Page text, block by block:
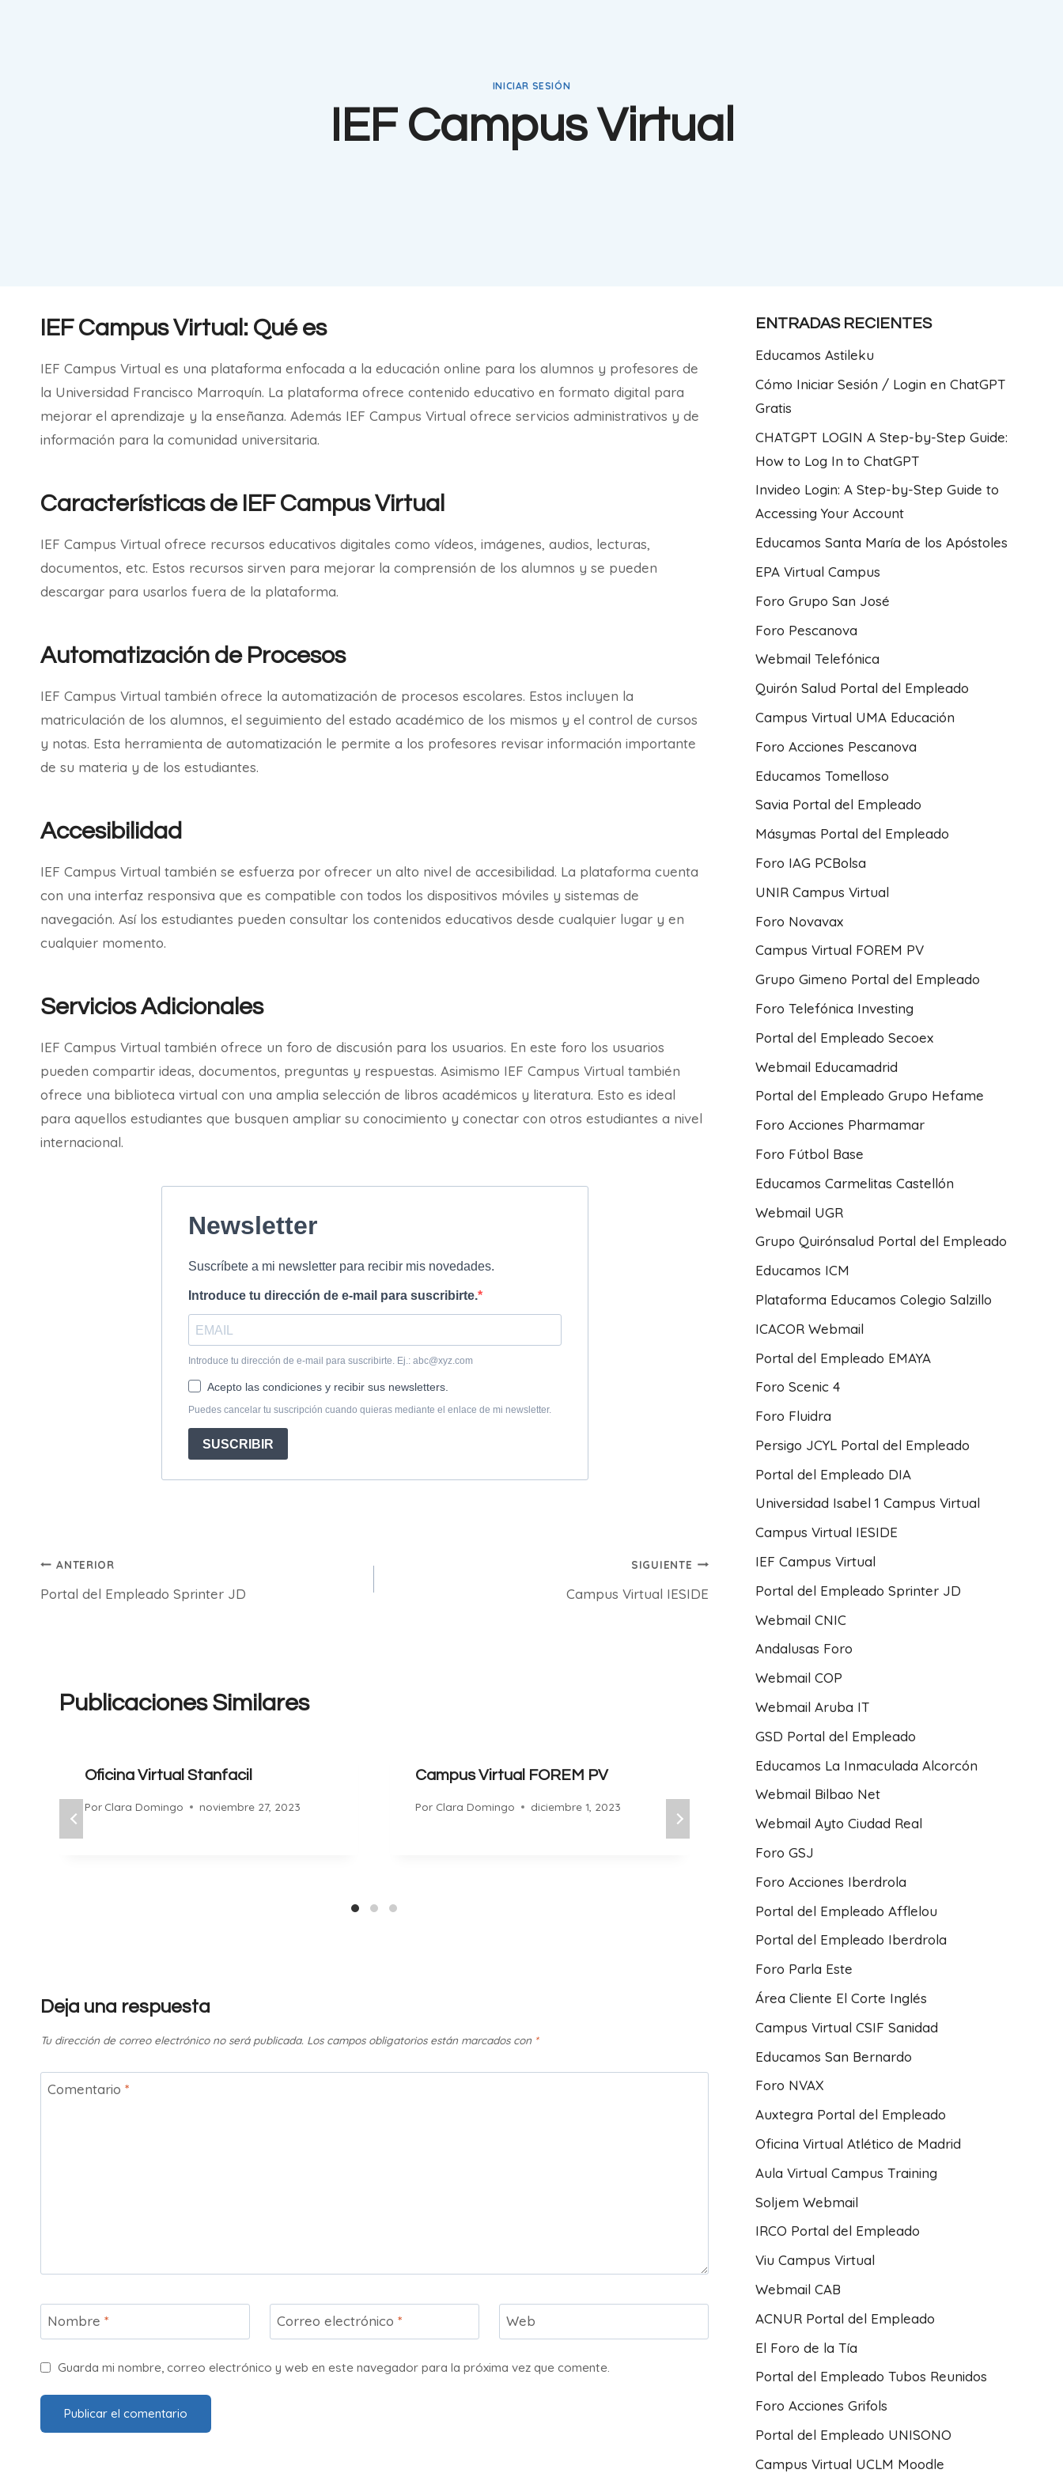
INICIAR SESIÓN
IEF Campus Virtual
IEF Campus Virtual: Qué es
IEF Campus Virtual es una plataforma enfocada a la educación online para los alumnos y profesores de
la Universidad Francisco Marroquín. La plataforma ofrece contenido educativo en formato digital para
mejorar el aprendizaje y la enseñanza. Además IEF Campus Virtual ofrece servicios administrativos y de
información para la comunidad universitaria.
Características de IEF Campus Virtual
IEF Campus Virtual ofrece recursos educativos digitales como vídeos, imágenes, audios, lecturas,
documentos, etc. Estos recursos sirven para mejorar la comprensión de los alumnos y se pueden
descargar para usarlos fuera de la plataforma.
Automatización de Procesos
IEF Campus Virtual también ofrece la automatización de procesos escolares. Estos incluyen la
matriculación de los alumnos, el seguimiento del estado académico de los mismos y el control de cursos
y notas. Esta herramienta de automatización le permite a los profesores revisar información importante
de su materia y de los estudiantes.
Accesibilidad
IEF Campus Virtual también se esfuerza por ofrecer un alto nivel de accesibilidad. La plataforma cuenta
con una interfaz responsiva que es compatible con todos los dispositivos móviles y sistemas de
navegación. Así los estudiantes pueden consultar los contenidos educativos desde cualquier lugar y en
cualquier momento.
Servicios Adicionales
IEF Campus Virtual también ofrece un foro de discusión para los usuarios. En este foro los usuarios
pueden compartir ideas, documentos, preguntas y respuestas. Asimismo IEF Campus Virtual también
ofrece una biblioteca virtual con una amplia selección de libros académicos y literatura. Esto es ideal
para aquellos estudiantes que busquen ampliar su conocimiento y conectar con otros estudiantes a nivel
internacional.
Navegación
de
ANTERIOR
Portal del Empleado Sprinter JD
SIGUIENTE
Campus Virtual IESIDE
Publicaciones Similares
Oficina Virtual Stanfacil
Por Clara Domingo noviembre 27, 2023
Campus Virtual FOREM PV
Por Clara Domingo diciembre 1, 2023
Foros Acciones del Banco
Santander: Participa y Conecta
con la Comunidad de Inversores
PorClara Domingo
Deja una respuesta
Tu dirección de correo electrónico no será publicada. Los campos obligatorios están marcados con *
Comentario *
Nombre * Correo electrónico * Web
Guarda mi nombre, correo electrónico y web en este navegador para la próxima vez que comente.
ENTRADAS RECIENTES
Educamos Astileku
Cómo Iniciar Sesión / Login en ChatGPT
Gratis
CHATGPT LOGIN A Step-by-Step Guide:
How to Log In to ChatGPT
Invideo Login: A Step-by-Step Guide to
Accessing Your Account
Educamos Santa María de los Apóstoles
EPA Virtual Campus
Foro Grupo San José
Foro Pescanova
Webmail Telefónica
Quirón Salud Portal del Empleado
Campus Virtual UMA Educación
Foro Acciones Pescanova
Educamos Tomelloso
Savia Portal del Empleado
Másymas Portal del Empleado
Foro IAG PCBolsa
UNIR Campus Virtual
Foro Novavax
Campus Virtual FOREM PV
Grupo Gimeno Portal del Empleado
Foro Telefónica Investing
Portal del Empleado Secoex
Webmail Educamadrid
Portal del Empleado Grupo Hefame
Foro Acciones Pharmamar
Foro Fútbol Base
Educamos Carmelitas Castellón
Webmail UGR
Grupo Quirónsalud Portal del Empleado
Educamos ICM
Plataforma Educamos Colegio Salzillo
ICACOR Webmail
Portal del Empleado EMAYA
Foro Scenic 4
Foro Fluidra
Persigo JCYL Portal del Empleado
Portal del Empleado DIA
Universidad Isabel 1 Campus Virtual
Campus Virtual IESIDE
IEF Campus Virtual
Portal del Empleado Sprinter JD
Webmail CNIC
Andalusas Foro
Webmail COP
Webmail Aruba IT
GSD Portal del Empleado
Educamos La Inmaculada Alcorcón
Webmail Bilbao Net
Webmail Ayto Ciudad Real
Foro GSJ
Foro Acciones Iberdrola
Portal del Empleado Afflelou
Portal del Empleado Iberdrola
Foro Parla Este
Área Cliente El Corte Inglés
Campus Virtual CSIF Sanidad
Educamos San Bernardo
Foro NVAX
Auxtegra Portal del Empleado
Oficina Virtual Atlético de Madrid
Aula Virtual Campus Training
Soljem Webmail
IRCO Portal del Empleado
Viu Campus Virtual
Webmail CAB
ACNUR Portal del Empleado
El Foro de la Tía
Portal del Empleado Tubos Reunidos
Foro Acciones Grifols
Portal del Empleado UNISONO
Campus Virtual UCLM Moodle